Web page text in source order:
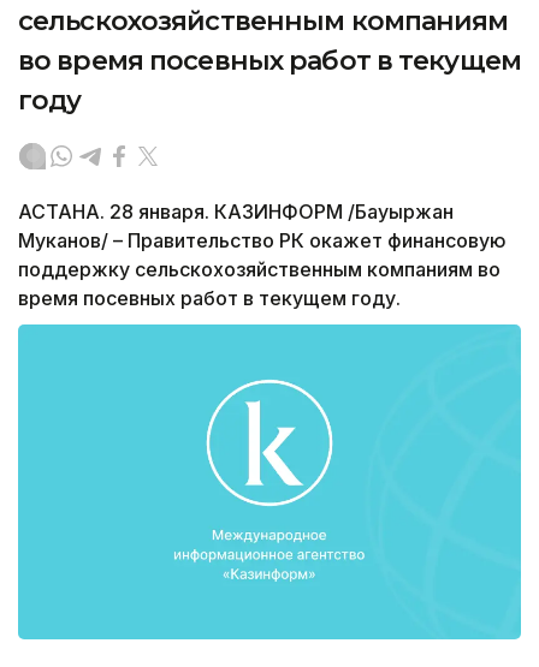
сельскохозяйственным компаниям
во время посевных работ в текущем
году
АСТАНА. 28 января. КАЗИНФОРМ /Бауыржан
Муканов/ – Правительство РК окажет финансовую
поддержку сельскохозяйственным компаниям во
время посевных работ в текущем году.